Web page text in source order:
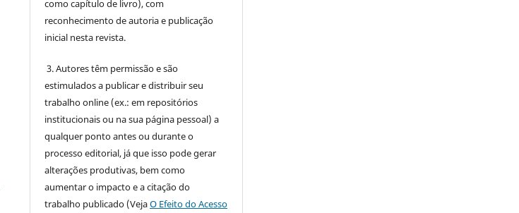
como capítulo de livro), com
reconhecimento de autoria e publicação
inicial nesta revista.
3. Autores têm permissão e são
estimulados a publicar e distribuir seu
trabalho online (ex.: em repositórios
institucionais ou na sua página pessoal) a
qualquer ponto antes ou durante o
processo editorial, já que isso pode gerar
alterações produtivas, bem como
aumentar o impacto e a citação do
trabalho publicado (VejaO Efeito do Acesso